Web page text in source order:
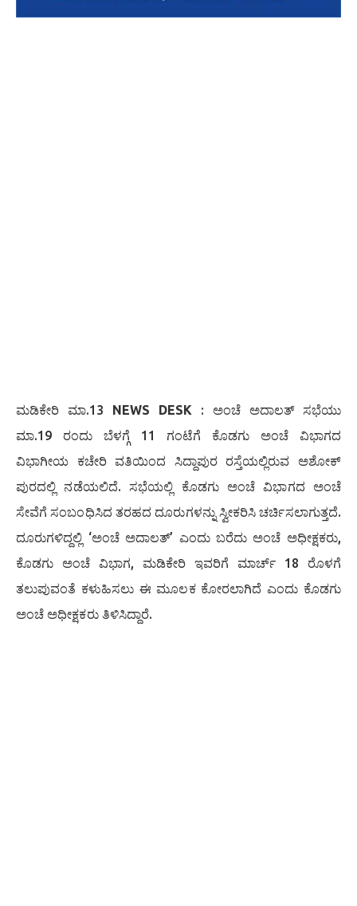
ಮಡಿಕೇರಿ ಮಾ.13 NEWS DESK : ಅಂಚೆ ಅದಾಲತ್ ಸಭೆಯು
ಮಾ.19 ರಂದು ಬೆಳಗ್ಗೆ 11 ಗಂಟೆಗೆ ಕೊಡಗು ಅಂಚೆ ವಿಭಾಗದ
ವಿಭಾಗೀಯ ಕಚೇರಿ ವತಿಯಿಂದ ಸಿದ್ದಾಪುರ ರಸ್ತೆಯಲ್ಲಿರುವ ಅಶೋಕ್
ಪುರದಲ್ಲಿ ನಡೆಯಲಿದೆ. ಸಭೆಯಲ್ಲಿ ಕೊಡಗು ಅಂಚೆ ವಿಭಾಗದ ಅಂಚೆ
ಸೇವೆಗೆ ಸಂಬಂಧಿಸಿದ ತರಹದ ದೂರುಗಳನ್ನು ಸ್ವೀಕರಿಸಿ ಚರ್ಚಿಸಲಾಗುತ್ತದೆ.
ದೂರುಗಳಿದ್ದಲ್ಲಿ ‘ಅಂಚೆ ಅದಾಲತ್’ ಎಂದು ಬರೆದು ಅಂಚೆ ಅಧೀಕ್ಷಕರು,
ಕೊಡಗು ಅಂಚೆ ವಿಭಾಗ, ಮಡಿಕೇರಿ ಇವರಿಗೆ ಮಾರ್ಚ್ 18 ರೊಳಗೆ
ತಲುಪುವಂತೆ ಕಳುಹಿಸಲು ಈ ಮೂಲಕ ಕೋರಲಾಗಿದೆ ಎಂದು ಕೊಡಗು
ಅಂಚೆ ಅಧೀಕ್ಷಕರು ತಿಳಿಸಿದ್ದಾರೆ.